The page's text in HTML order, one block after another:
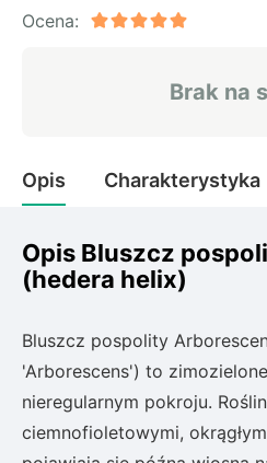
Rudbeckia
Hakonechoa (trawa
Pnącza
Glicynia (wisteria)
Wiciokrzew
Bluszcz
Ewodia (tetradium
Ocena:
Brak na
Opis Charakterystyka
Opis Bluszcz
(hedera helix)
Bluszcz pospolity
'Arborescens') to
nieregularnym pokroju.
ciemnofioletowymi,